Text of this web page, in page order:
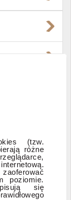
(tzw.
różne
poziomie.
się